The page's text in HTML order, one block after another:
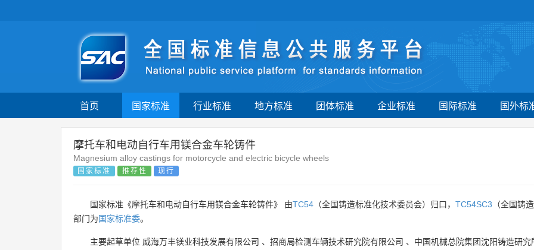
首页 国家标准 行业标准 地方标准 团体标准 企业标准 国际标准 国外标
摩托车和电动自行车用镁合金车轮铸件
Magnesium alloy castings for motorcycle and electric bicycle wheels
国家标准 推荐性 现行
国家标准《摩托车和电动自行车用镁合金车轮铸件》 由TC54 （全国铸造标准化技术委员会）归口， TC54SC3 （全国铸
部门为国家标准委。
主要起草单位 威海万丰镁业科技发展有限公司 、 招商局检测车辆技术研究院有限公司 、 中国机械总院集团沈阳铸造研究